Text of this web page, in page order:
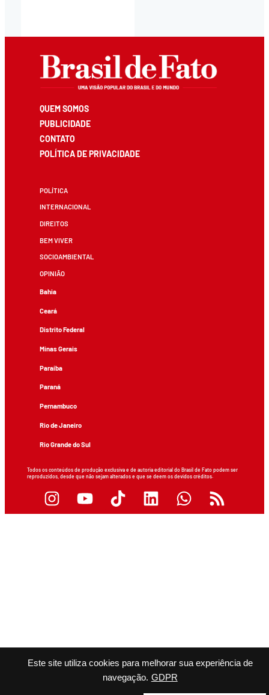
Este site utiliza cookies para melhorar sua experiência de
navegação. GDPR
QUEM SOMOS
PUBLICIDADE
CONTATO
POLÍTICA DE PRIVACIDADE
POLÍTICA
INTERNACIONAL
DIREITOS
BEM VIVER
SOCIOAMBIENTAL
OPINIÃO
Bahia
Ceará
Distrito Federal
Minas Gerais
Paraíba
Paraná
Pernambuco
Rio de Janeiro
Rio Grande do Sul
Todos os conteúdos de produção exclusiva e de autoria editorial do Brasil de Fato podem ser
reproduzidos, desde que não sejam alterados e que se deem os devidos créditos.